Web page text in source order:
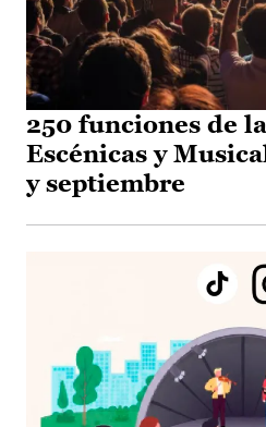
250 funciones de
Escénicas y
y septiembre